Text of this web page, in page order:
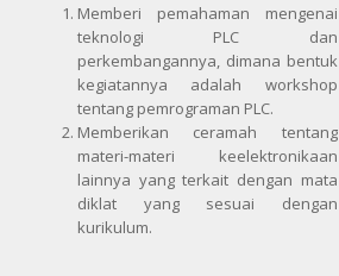
Memberi pemahaman mengenai
teknologi PLC dan
perkembangannya, dimana bentuk
kegiatannya adalah workshop
tentang pemrograman PLC.
Memberikan ceramah tentang
materi-materi keelektronikaan
lainnya yang terkait dengan mata
diklat yang sesuai dengan
kurikulum.